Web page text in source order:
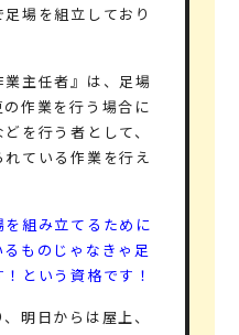
場を組立しており
主任者』は、足場
作業を行う場合に
を行う者として、
ている作業を行え
組み立てるために
ものじゃなきゃ足
という資格です！
明日からは屋上、